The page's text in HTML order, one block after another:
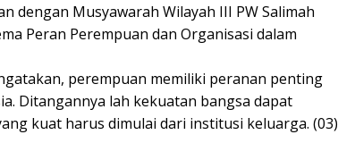
dengan Musyawarah Wilayah III PW Salimah
Peran Perempuan dan Organisasi dalam
perempuan memiliki peranan penting
Ditangannya lah kekuatan bangsa dapat
kuat harus dimulai dari institusi keluarga. (03)